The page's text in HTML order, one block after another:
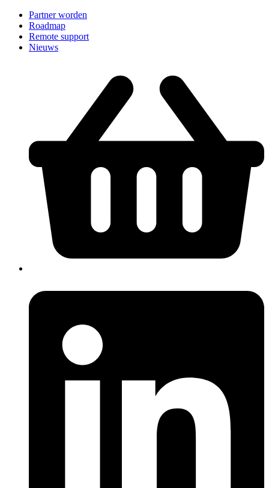
Partner worden
Roadmap
Remote support
Nieuws